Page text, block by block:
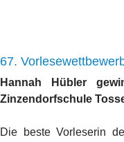
67.
Hannah Hübler
Zinzendorfschule
Die beste Vorleserin